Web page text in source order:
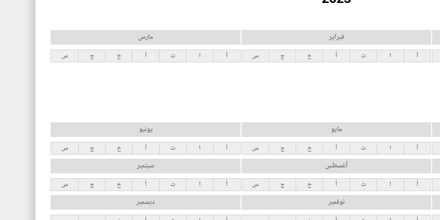
فبراير
أ ا ث أ خ ج س
مارس
أ ا ث أ خ ج س
مايو
أ ا ث أ خ ج س
يونيو
أ ا ث أ خ ج س
أغسطس
أ ا ث أ خ ج س
سبتمبر
أ ا ث أ خ ج س
نوفمبر ديسمبر